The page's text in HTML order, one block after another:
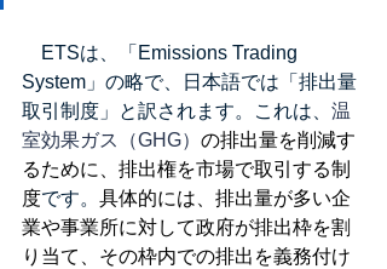
ETSは、「Emissions Trading
System」の略で、日本語では「排出量
取引制度」と訳されます。これは、 温
室効果ガス（GHG） の排出量を削減す
るために、排出権を市場で取引する制
度です。 具体的には、排出量が多い企
業や事業所に対して政府が排出枠を割
り当て、その枠内での排出を義務付け